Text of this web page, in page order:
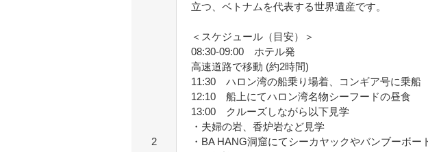
2
立つ、ベトナムを代表する世界遺産です。
＜スケジュール（目安）＞
08:30-09:00 ホテル発
高速道路で移動 (約2時間)
11:30 ハロン湾の船乗り場着、コンギア号に乗船
12:10 船上にてハロン湾名物シーフードの昼食
13:00 クルーズしながら以下見学
・夫婦の岩、香炉岩など見学
・BA HANG洞窟にてシーカヤックやバンブーボー